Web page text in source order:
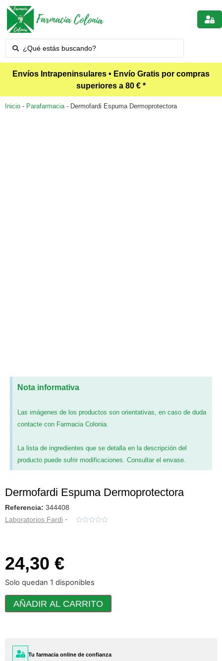
Envíos Intrapeninsulares • Envío Gratis por compras
superiores a 80 € *
Inicio - Parafarmacia- Dermofardi Espuma Dermoprotectora
Nota informativa
Las imágenes de los productos son orientativas, en caso de duda
contacte con Farmacia Colonia.
La lista de ingredientes que se detalla en la descripción del
producto puede sufrir modificaciones. Consultar el envase.
Dermofardi Espuma Dermoprotectora
Referencia: 344408
Laboratorios Fardi - 
24,30 €
Solo quedan 1 disponibles
AÑADIR AL CARRITO
Tu farmacia online de confianza